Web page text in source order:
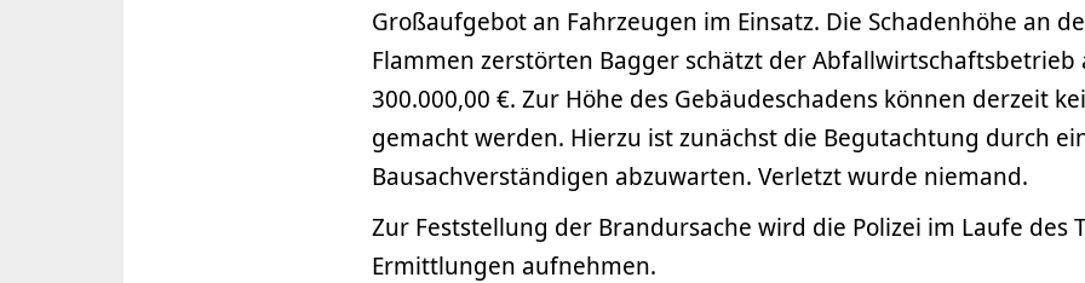
Großaufgebot an Fahrzeugen im Einsatz. Die Schadenhöhe an
Flammen zerstörten Bagger schätzt der Abfallwirtschaftsbetrieb
300.000,00 €. Zur Höhe des Gebäudeschadens können derzeit
gemacht werden. Hierzu ist zunächst die Begutachtung durch
Bausachverständigen abzuwarten. Verletzt wurde niemand.
Zur Feststellung der Brandursache wird die Polizei im Laufe des
Ermittlungen aufnehmen.